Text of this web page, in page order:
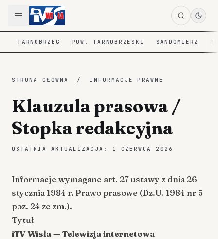
TARNOBRZEG POW. TARNOBRZESKI SANDOMIERZ
STRONA GŁÓWNA / INFORMACJE PRAWNE
Klauzula prasowa /
Stopka redakcyjna
OSTATNIA AKTUALIZACJA: 1 CZERWCA 2026
Informacje wymagane art. 27 ustawy z dnia 26
stycznia 1984 r. Prawo prasowe (Dz.U. 1984 nr 5
poz. 24 ze zm.).
Tytuł
iTV Wisła — Telewizja internetowa